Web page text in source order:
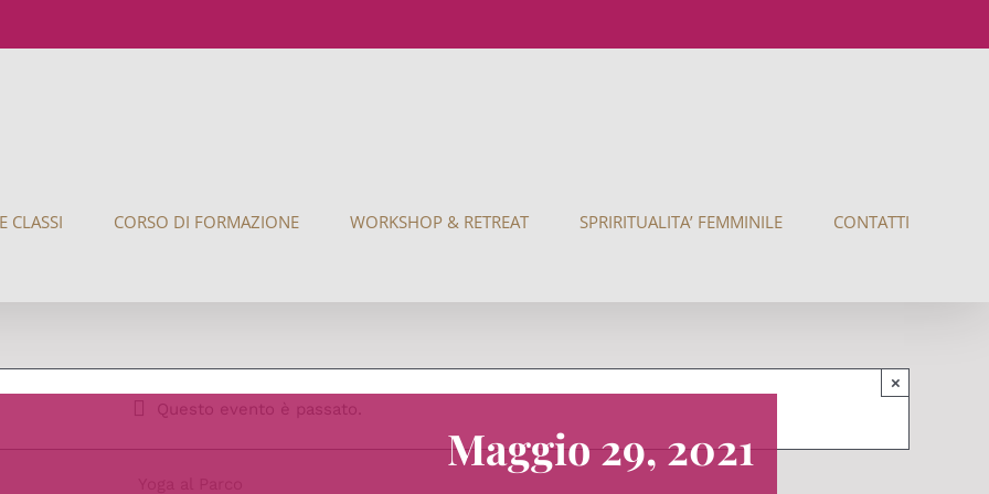
CLASSI CORSO DI FORMAZIONE WORKSHOP & RETREAT SPRIRITUALITA’ FEMMINILE CONTATTI
Questo evento è passato.
×
Maggio 29, 2021